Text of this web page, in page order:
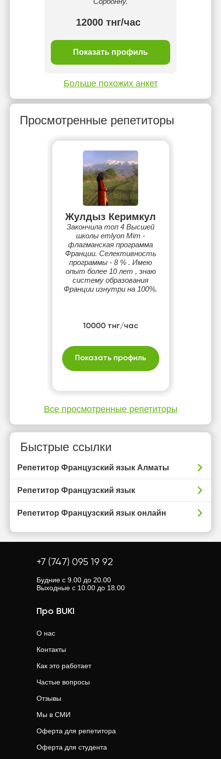
12000 тнг/час
Показать профиль
Больше похожих анкет
Просмотренные репетиторы
Жулдыз Керимкул
Закончила топ 4 Высшей
школы emlyon Mim -
флагманская программа
Франции. Селективность
программы - 8 % . Имею
опыт более 10 лет , знаю
систему образования
Франции изнутри на 100%.
10000 тнг/час
Показать профиль
Все просмотренные репетиторы
Быстрые ссылки
Репетитор Французский язык Алматы
Репетитор Французский язык
Репетитор Французский язык онлайн
+7 (747) 095 19 92
Будние с 9.00 до 20.00
Выходные с 10.00 до 18.00
Про BUKI
О нас
Контакты
Как это работает
Частые вопросы
Отзывы
Мы в СМИ
Оферта для репетитора
Оферта для студента